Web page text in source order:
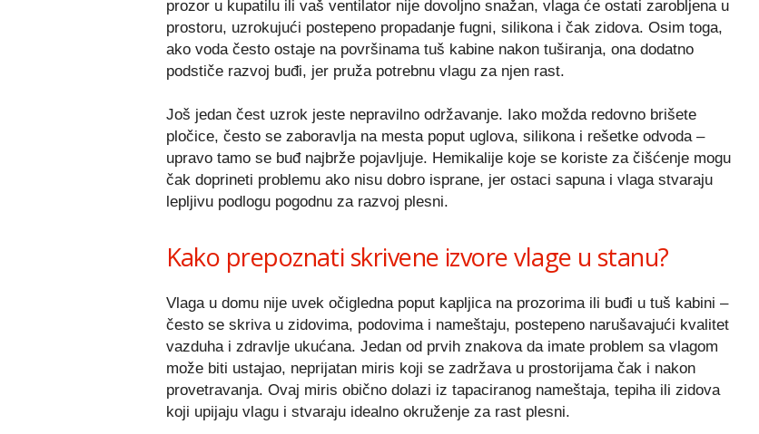
prozor u kupatilu ili vaš ventilator nije dovoljno snažan, vlaga će ostati zarobljena u
prostoru, uzrokujući postepeno propadanje fugni, silikona i čak zidova. Osim toga,
ako voda često ostaje na površinama tuš kabine nakon tuširanja, ona dodatno
podstiče razvoj buđi, jer pruža potrebnu vlagu za njen rast.
Još jedan čest uzrok jeste nepravilno održavanje. Iako možda redovno brišete
pločice, često se zaboravlja na mesta poput uglova, silikona i rešetke odvoda –
upravo tamo se buđ najbrže pojavljuje. Hemikalije koje se koriste za čišćenje mogu
čak doprineti problemu ako nisu dobro isprane, jer ostaci sapuna i vlaga stvaraju
lepljivu podlogu pogodnu za razvoj plesni.
Kako prepoznati skrivene izvore vlage u stanu?
Vlaga u domu nije uvek očigledna poput kapljica na prozorima ili buđi u tuš kabini –
često se skriva u zidovima, podovima i nameštaju, postepeno narušavajući kvalitet
vazduha i zdravlje ukućana. Jedan od prvih znakova da imate problem sa vlagom
može biti ustajao, neprijatan miris koji se zadržava u prostorijama čak i nakon
provetravanja. Ovaj miris obično dolazi iz tapaciranog nameštaja, tepiha ili zidova
koji upijaju vlagu i stvaraju idealno okruženje za rast plesni.